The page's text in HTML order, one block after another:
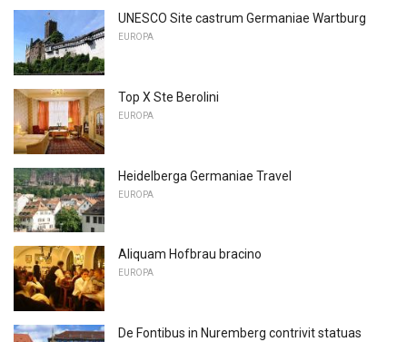
UNESCO Site castrum Germaniae Wartburg
EUROPA
Top X Ste Berolini
EUROPA
Heidelberga Germaniae Travel
EUROPA
Aliquam Hofbrau bracino
EUROPA
De Fontibus in Nuremberg contrivit statuas